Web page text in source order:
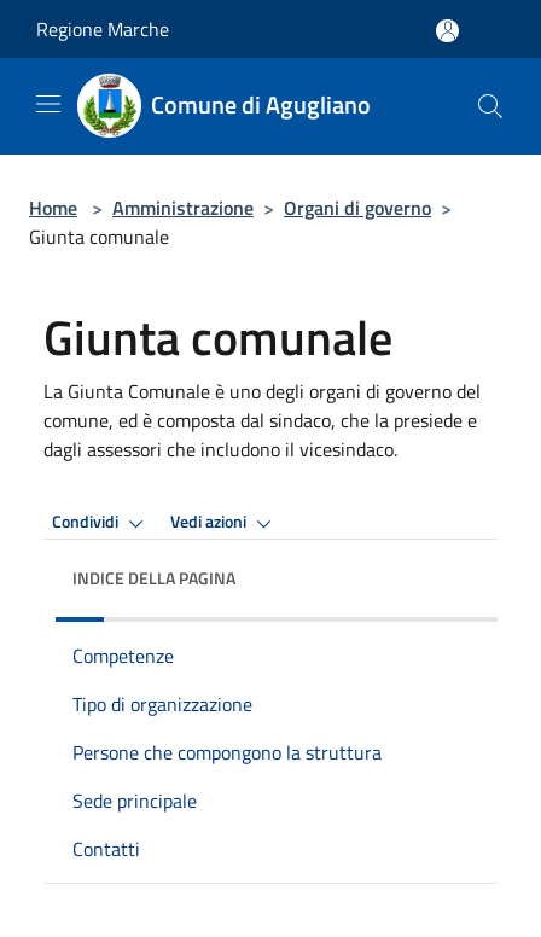
Regione Marche
Comune di Agugliano
Home > Amministrazione > Organi di governo >
Giunta comunale
Giunta comunale
La Giunta Comunale è uno degli organi di governo del
comune, ed è composta dal sindaco, che la presiede e
dagli assessori che includono il vicesindaco.
Condividi Vedi azioni
INDICE DELLA PAGINA
Competenze
Tipo di organizzazione
Persone che compongono la struttura
Sede principale
Contatti